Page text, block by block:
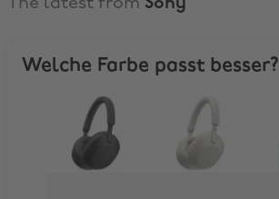
Welche Farbe passt besser?